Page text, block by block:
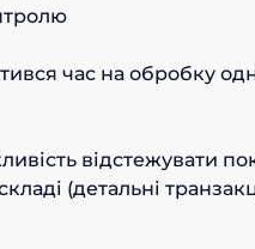
час на обробку
відстежувати
(детальні